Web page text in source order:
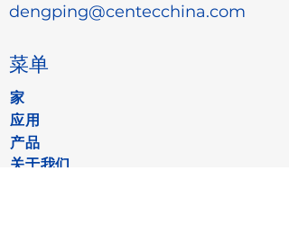
dengping@centecchina.com
菜单
家
应用
产品
关于我们